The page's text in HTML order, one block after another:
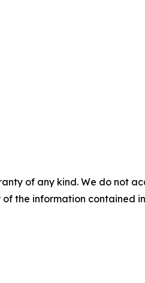
of any kind. We do not
the information contained